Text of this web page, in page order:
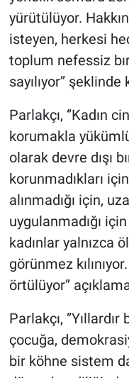
yürütülüyor.
isteyen, herkesi
toplum nefessiz
sayılıyor’’
Parlakçı, ‘’Kadın
korumakla
olarak devre dışı
korunmadıkları
alınmadığı için,
uygulanmadığı
kadınlar yalnızca
görünmez
örtülüyor’’
Parlakçı,
çocuğa,
bir köhne sistem